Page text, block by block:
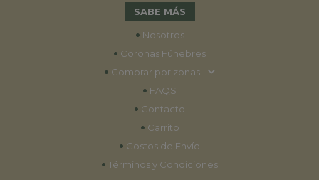
SABE MÁS
• Nosotros
• Coronas Fúnebres
• Comprar por zonas
• FAQS
• Contacto
• Carrito
• Costos de Envío
• Términos y Condiciones